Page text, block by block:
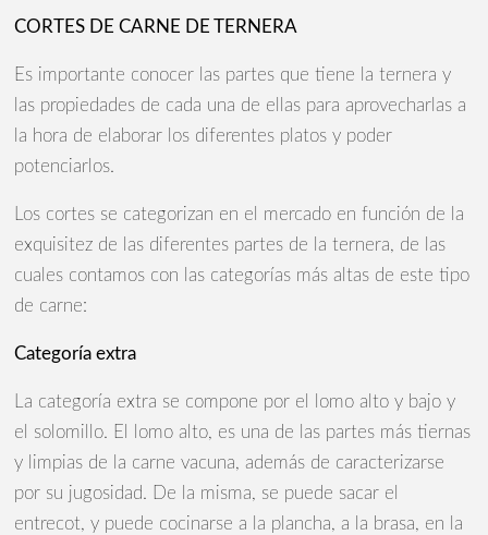
CORTES DE CARNE DE TERNERA
Es importante conocer las partes que tiene la ternera y
las propiedades de cada una de ellas para aprovecharlas a
la hora de elaborar los diferentes platos y poder
potenciarlos.
Los cortes se categorizan en el mercado en función de la
exquisitez de las diferentes partes de la ternera, de las
cuales contamos con las categorías más altas de este tipo
de carne:
Categoría extra
La categoría extra se compone por el lomo alto y bajo y
el solomillo. El lomo alto, es una de las partes más tiernas
y limpias de la carne vacuna, además de caracterizarse
por su jugosidad. De la misma, se puede sacar el
entrecot, y puede cocinarse a la plancha, a la brasa, en la